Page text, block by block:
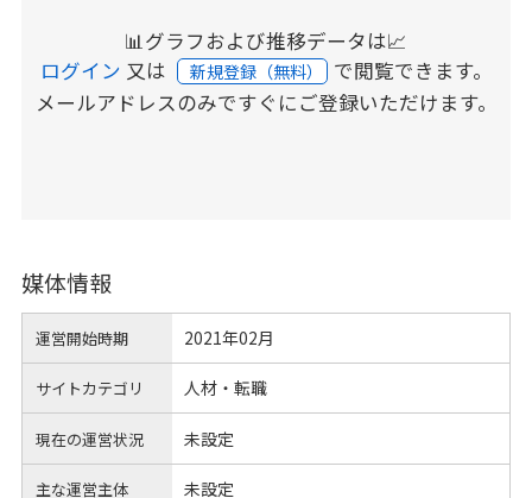
📊グラフおよび推移データは📈
ログイン 又は 新規登録（無料） で閲覧できます。
メールアドレスのみですぐにご登録いただけます。
媒体情報
運営開始時期 2021年02月
サイトカテゴリ 人材・転職
現在の運営状況 未設定
主な運営主体 未設定